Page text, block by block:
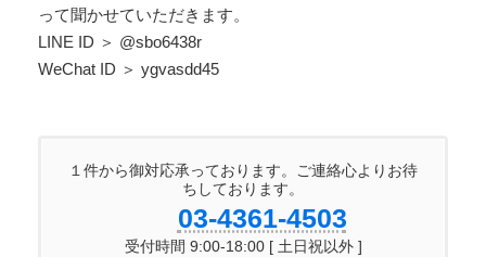
って聞かせていただきます。
LINE ID ＞ @sbo6438r
WeChat ID ＞ ygvasdd45
１件から御対応承っております。ご連絡心よりお待
ちしております。
03-4361-4503
受付時間 9:00-18:00 [ 土日祝以外 ]